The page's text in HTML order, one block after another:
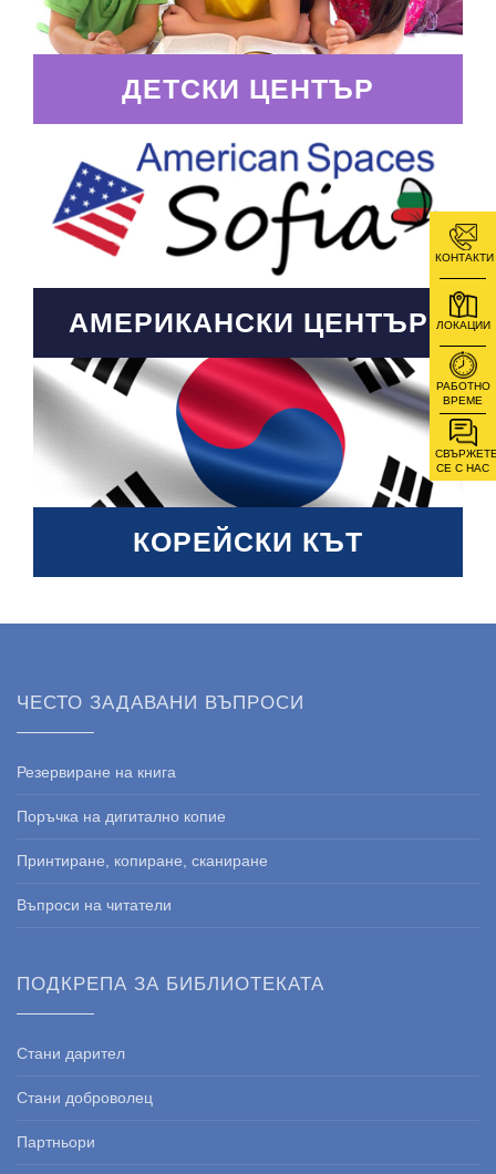
ДЕТСКИ ЦЕНТЪР
АМЕРИКАНСКИ ЦЕНТЪР
КОРЕЙСКИ КЪТ
КОНТАКТИ
ЛОКАЦИИ
РАБОТНО
ВРЕМЕ
СЕ С НАС
ЧЕСТО ЗАДАВАНИ ВЪПРОСИ
Резервиране на книга
Поръчка на дигитално копие
Принтиране, копиране, сканиране
Въпроси на читатели
ПОДКРЕПА ЗА БИБЛИОТЕКАТА
Стани дарител
Стани доброволец
Партньори